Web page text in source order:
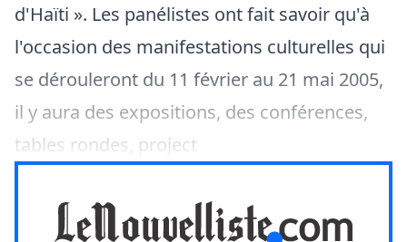
d'Haïti ». Les panélistes ont fait savoir qu'à
l'occasion des manifestations culturelles qui
se dérouleront du 11 février au 21 mai 2005,
il y aura des expositions, des conférences,
tables rondes, project